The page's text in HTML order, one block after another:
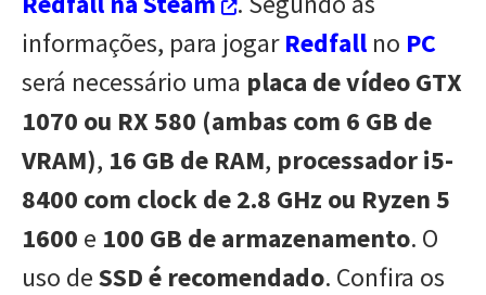
informações, para jogarRedfall no PC
será necessário uma placa de vídeo GTX
1070 ou RX 580 (ambas com 6 GB de
VRAM), 16 GB de RAM, processador i5-
8400 com clock de 2.8 GHz ou Ryzen 5
1600 e 100 GB de armazenamento. O
uso deSSD é recomendado. Confira os